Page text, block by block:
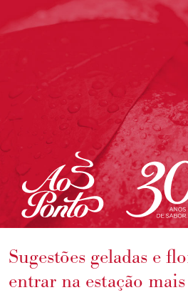
Sugestões geladas e
entrar na estação